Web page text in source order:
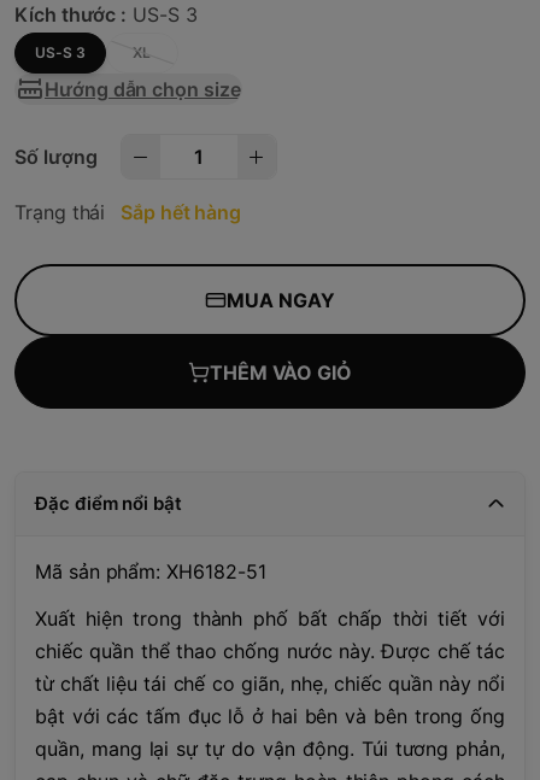
Kích thước : US-S 3
US-S 3 XL
Hướng dẫn chọn size
Số lượng
Trạng thái Sắp hết hàng
MUA NGAY
THÊM VÀO GIỎ
Đặc điểm nổi bật
Mã sản phẩm: XH6182-51
Xuất hiện trong thành phố bất chấp thời tiết với
chiếc quần thể thao chống nước này. Được chế tác
từ chất liệu tái chế co giãn, nhẹ, chiếc quần này nổi
bật với các tấm đục lỗ ở hai bên và bên trong ống
quần, mang lại sự tự do vận động. Túi tương phản,